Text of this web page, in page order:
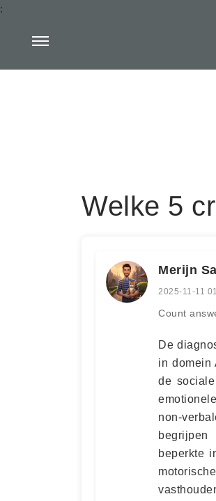
:
Welke 5
Merijn
2025-11-11
Count
De
in domein
de
non-
beperkte